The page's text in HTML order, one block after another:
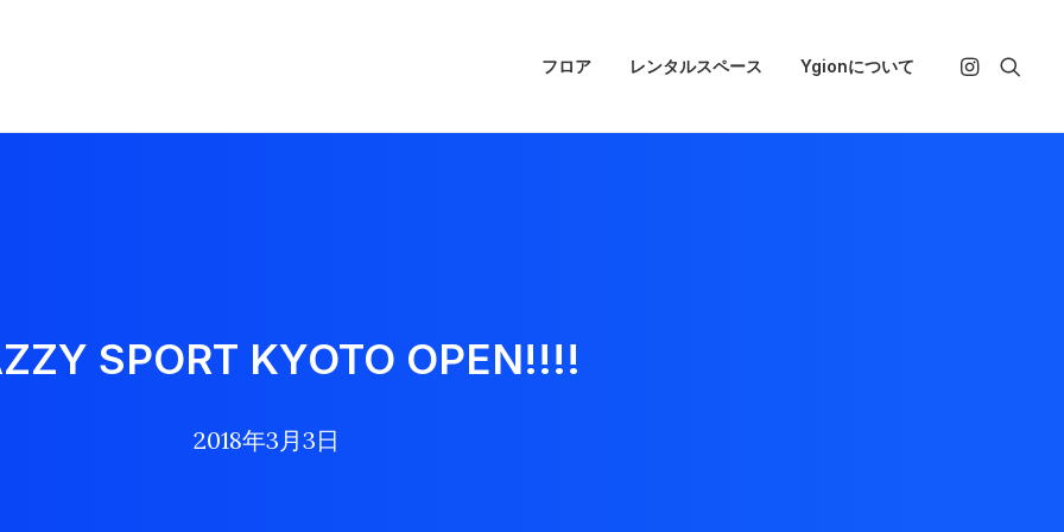
フロア レンタルスペース Ygionについて
SPORT KYOTO OPEN!!!!
2018年3月3日